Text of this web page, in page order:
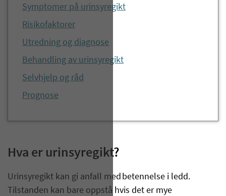
Symptomer på urinsyregikt
Risikofaktorer
Utredning og diagnose
Behandling av urinsyregikt
Selvhjelp og råd
Prognose
Hva er urinsyregikt?
Urinsyregikt kan gi anfall med betennelse i ledd.
Tilstanden kan bare oppstå hvis det er mye